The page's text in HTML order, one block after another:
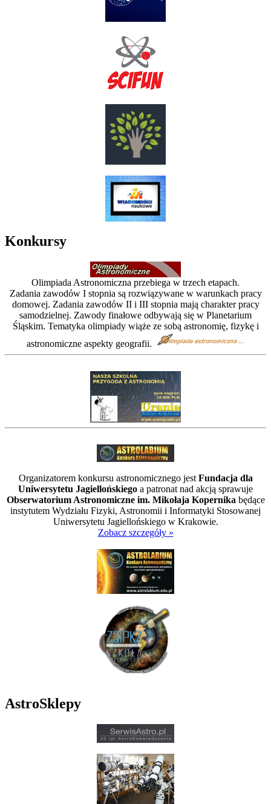
Konkursy
Olimpiada Astronomiczna przebiega w trzech etapach.
Zadania zawodów I stopnia są rozwiązywane w warunkach pracy
domowej. Zadania zawodów II i III stopnia mają charakter pracy
samodzielnej. Zawody finałowe odbywają się w Planetarium
Śląskim. Tematyka olimpiady wiąże ze sobą astronomię, fizykę i
astronomiczne aspekty geografii.
Organizatorem konkursu astronomicznego jestFundacja dla
Uniwersytetu Jagiellońskiego a patronat nad akcją sprawuje
Obserwatorium Astronomiczne im. Mikołaja Kopernikabędące
instytutem Wydziału Fizyki, Astronomii i Informatyki Stosowanej
Uniwersytetu Jagiellońskiego w Krakowie.
Zobacz szczegóły »
AstroSklepy